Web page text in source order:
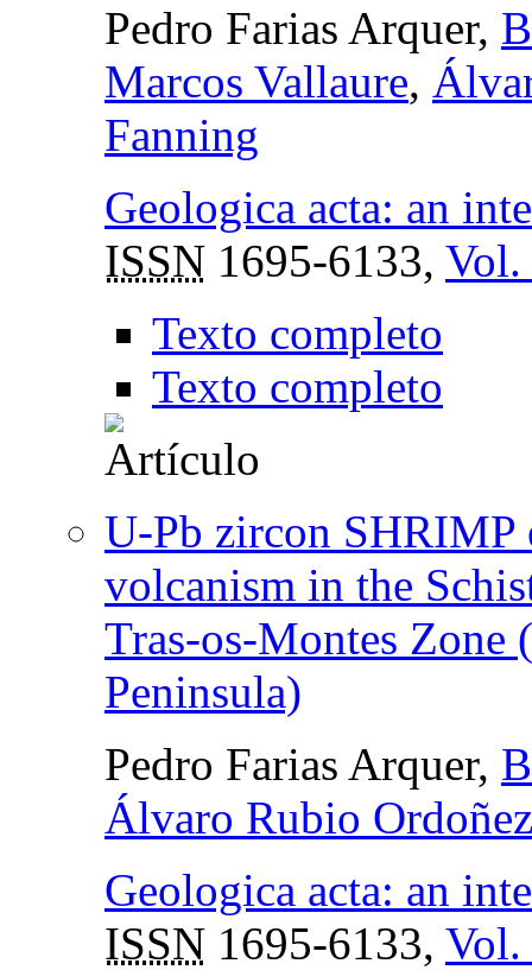
Pedro Farias Arquer,
Marcos Vallaure,
Fanning
Geologica acta: an
ISSN 1695-6133, Vol.
Texto completo
Texto completo
U-Pb zircon SHRIMP
volcanism in the
Tras-os-Montes Zone
Peninsula)
Pedro Farias Arquer,
Álvaro Rubio Ordoñez
Geologica acta: an
ISSN 1695-6133, Vol.